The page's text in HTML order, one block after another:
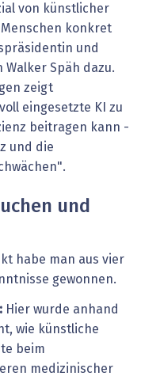
von künstlicher
konkret
und
Späh dazu.
zeigt
eingesetzte KI zu
beitragen kann -
und die
und
habe man aus vier
gewonnen.
Hier wurde anhand
wie künstliche
beim
medizinischer